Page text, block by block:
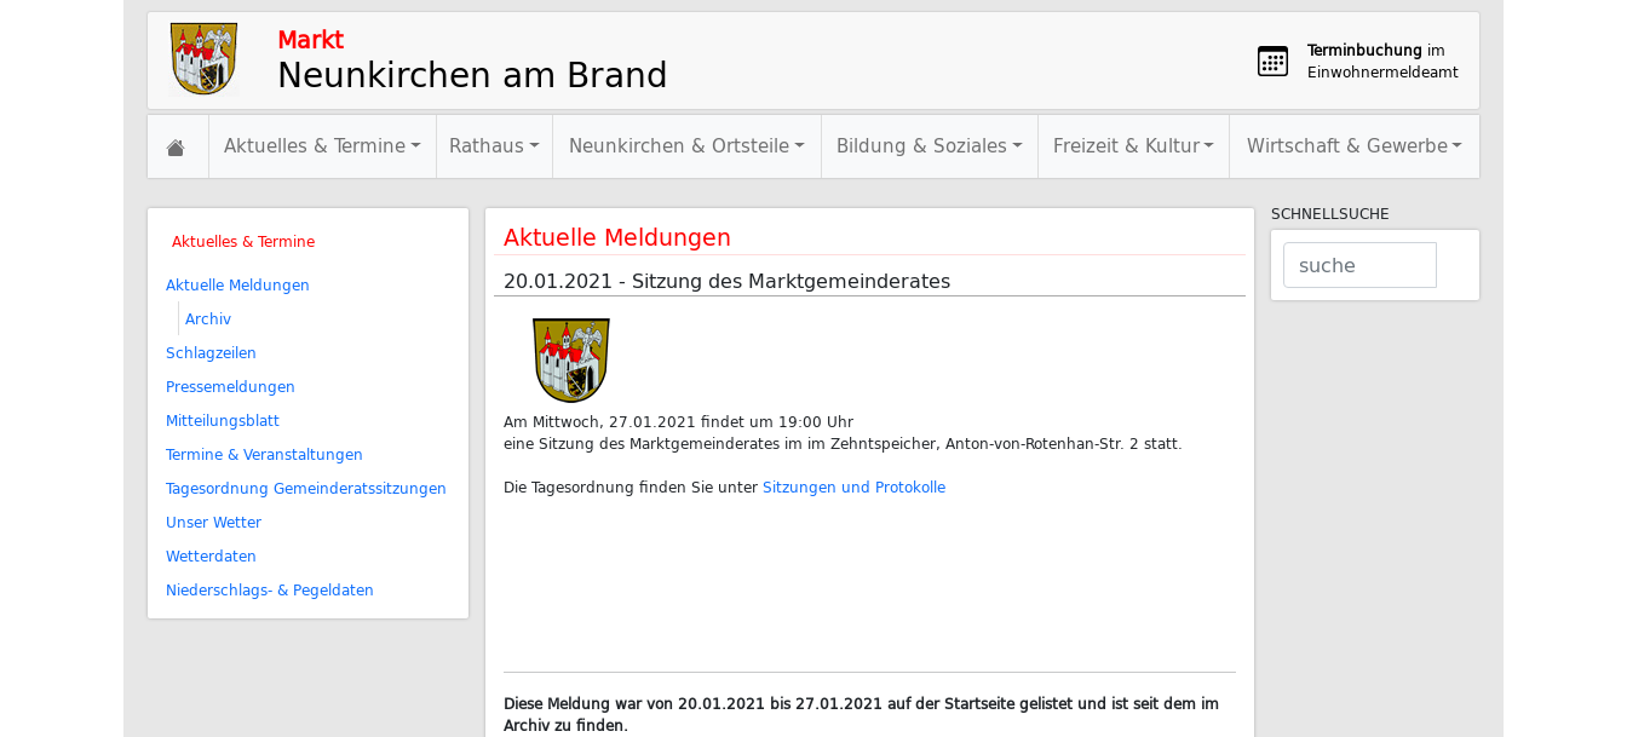
Markt
Neunkirchen am Brand Terminbuchung im
Einwohnermeldeamt
Aktuelles & Termine Rathaus Neunkirchen & Ortsteile Bildung & Soziales Freizeit & Kultur Wirtschaft & Gewerbe
Aktuelles & Termine
Aktuelle Meldungen
Archiv
Schlagzeilen
Pressemeldungen
Mitteilungsblatt
Termine & Veranstaltungen
Tagesordnung Gemeinderatssitzungen
Unser Wetter
Wetterdaten
Niederschlags- & Pegeldaten
Aktuelle Meldungen
20.01.2021 - Sitzung des Marktgemeinderates
Am Mittwoch, 27.01.2021 findet um 19:00 Uhr
eine Sitzung des Marktgemeinderates im im Zehntspeicher, Anton-von-Rotenhan-Str. 2 statt.
Die Tagesordnung finden Sie unter Sitzungen und Protokolle
Diese Meldung war von 20.01.2021 bis 27.01.2021 auf der Startseite gelistet und ist seit dem im
Archiv zu finden.
SCHNELLSUCHE